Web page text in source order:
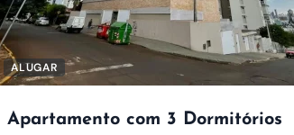
ALUGAR
Apartamento com 3 Dormitórios